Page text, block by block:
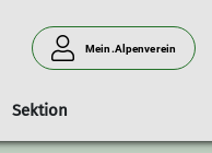
Mein.Alpenverein
Sektion